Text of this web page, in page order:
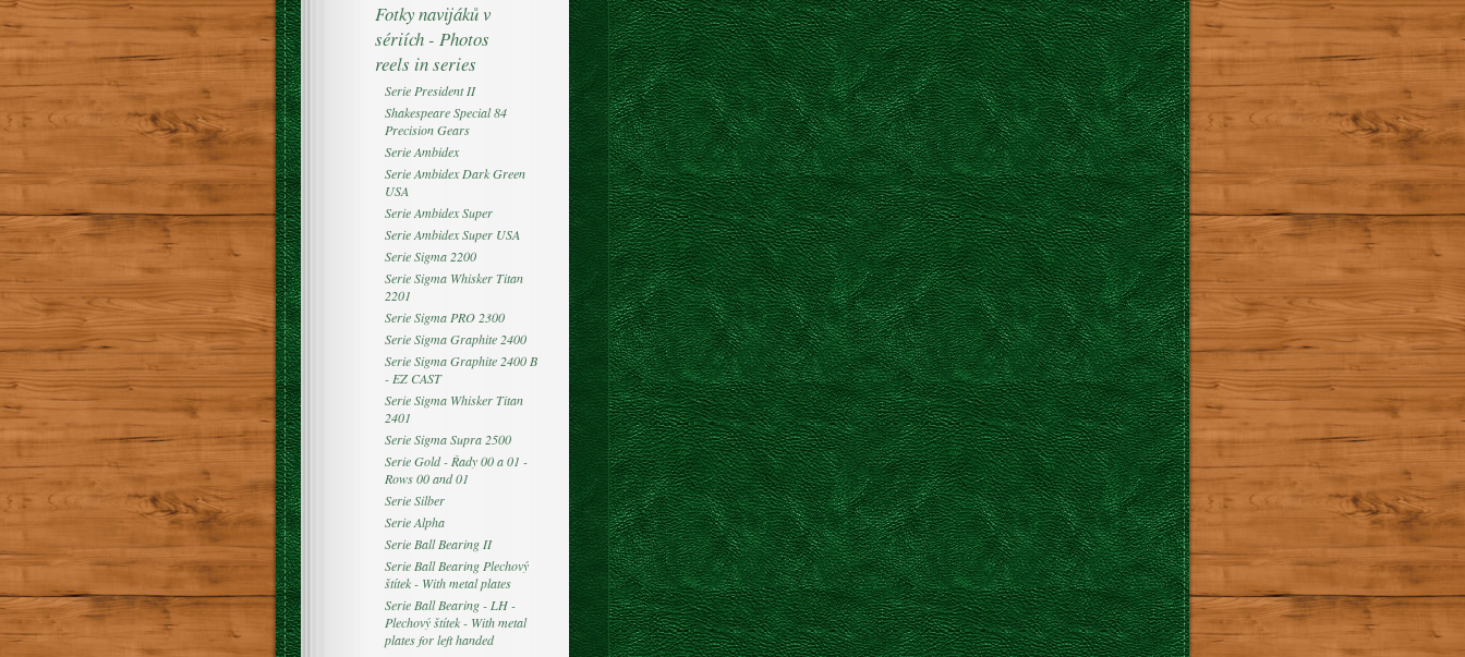
Fotky navijáků v
sériích - Photos
reels in series
Serie President II
Shakespeare Special 84
Precision Gears
Serie Ambidex
Serie Ambidex Dark Green
USA
Serie Ambidex Super
Serie Ambidex Super USA
Serie Sigma 2200
Serie Sigma Whisker Titan
2201
Serie Sigma PRO 2300
Serie Sigma Graphite 2400
Serie Sigma Graphite 2400 B
- EZ CAST
Serie Sigma Whisker Titan
2401
Serie Sigma Supra 2500
Serie Gold - Řady 00 a 01 -
Rows 00 and 01
Serie Silber
Serie Alpha
Serie Ball Bearing II
Serie Ball Bearing Plechový
štítek - With metal plates
Serie Ball Bearing - LH -
Plechový štítek - With metal
plates for left handed